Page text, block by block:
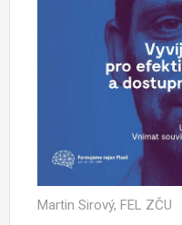
Martin Sirový, FEL ZČU